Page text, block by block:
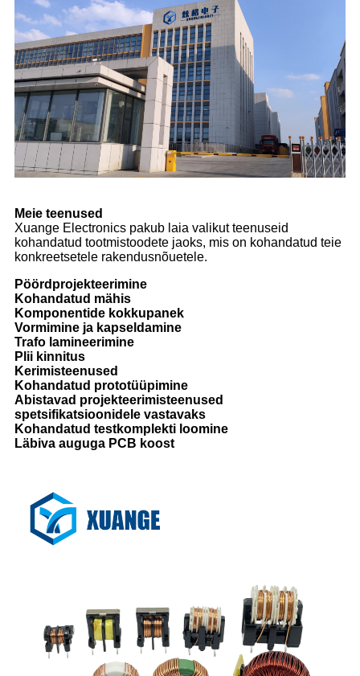
Meie teenused
Xuange Electronics pakub laia valikut teenuseid
kohandatud tootmistoodete jaoks, mis on kohandatud teie
konkreetsetele rakendusnõuetele.
Pöördprojekteerimine
Kohandatud mähis
Komponentide kokkupanek
Vormimine ja kapseldamine
Trafo lamineerimine
Plii kinnitus
Kerimisteenused
Kohandatud prototüüpimine
Abistavad projekteerimisteenused
spetsifikatsioonidele vastavaks
Kohandatud testkomplekti loomine
Läbiva auguga PCB koost